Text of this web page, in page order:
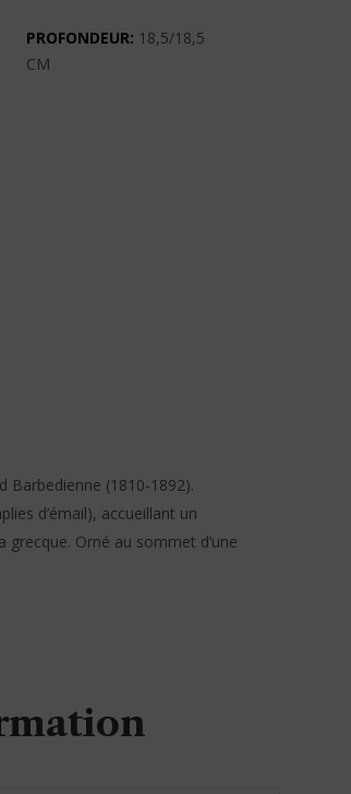
PROFONDEUR: 18,5/18,5
CM
Barbedienne (1810-1892).
d’émail), accueillant un
Orné au sommet d’une